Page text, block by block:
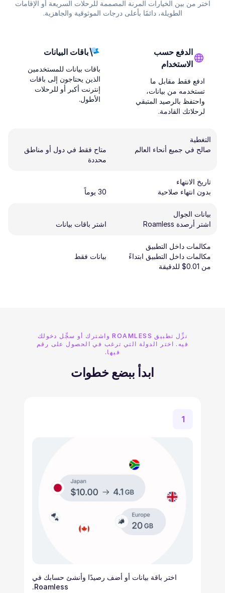
اختر من بين الخيارات المرنة المصممة للرحلات السريعة أو الإقامات
الطويلة، دائمًا بأعلى درجات الموثوقية والجاهزية.
الدفع حسب
الاستخدام
ادفع فقط مقابل ما
تستخدمه من بيانات،
واحتفظ بالرصيد المتبقي
لرحلاتك القادمة.
باقات البيانات
باقات بيانات للمستخدمين
الذين يحتاجون إلى باقات
إنترنت أكبر أو للرحلات
الأطول.
التغطية
صالح في جميع أنحاء العالم
متاح فقط في دول أو مناطق
محددة
تاريخ الانتهاء
بدون انتهاء صلاحية
30 يوماً
بيانات الجوال
اشتر أرصدة Roamless
اشتر باقات بيانات
مكالمات داخل التطبيق
مكالمات داخل التطبيق ابتداءً
من 0.01$ للدقيقة
بيانات فقط
نزِّل تطبيق ROAMLESS واشترك أو سجِّل دخولك
فيه. اختر الدولة التي ترغب في الحصول على رقم
فيها.
ابدأ ببضع خطوات
1
اختر باقة بيانات أو أضف رصيدًا وأنشئ حسابك في
Roamless.